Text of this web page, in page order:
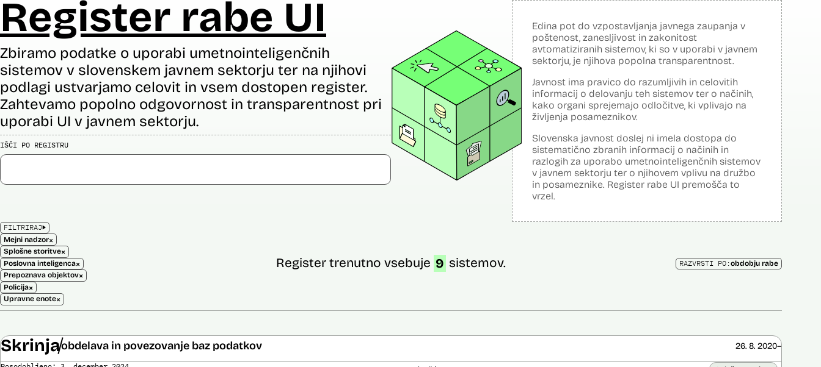
Register rabe UI
Zbiramo podatke o uporabi umetnointeligenčnih
sistemov v slovenskem javnem sektorju ter na njihovi
podlagi ustvarjamo celovit in vsem dostopen register.
Zahtevamo popolno odgovornost in transparentnost pri
uporabi UI v javnem sektorju.
IŠČI PO REGISTRU
Edina pot do vzpostavljanja javnega zaupanja v
poštenost, zanesljivost in zakonitost
avtomatiziranih sistemov, ki so v uporabi v javnem
sektorju, je njihova popolna transparentnost.
Javnost ima pravico do razumljivih in celovitih
informacij o delovanju teh sistemov ter o načinih,
kako organi sprejemajo odločitve, ki vplivajo na
življenja posameznikov.
Slovenska javnost doslej ni imela dostopa do
sistematično zbranih informacij o načinih in
razlogih za uporabo umetnointeligenčnih sistemov
v javnem sektorju ter o njihovem vplivu na družbo
in posameznike. Register rabe UI premošča to
vrzel.
FILTRIRAJ
Mejni nadzor×
Splošne storitve×
Poslovna inteligenca×
Prepoznava objektov×
Policija×
Upravne enote×
Register trenutno vsebuje 9 sistemov. RAZVRSTI PO:obdobju rabe
Skrinjaobdelava in povezovanje baz podatkov 26. 8. 2020–